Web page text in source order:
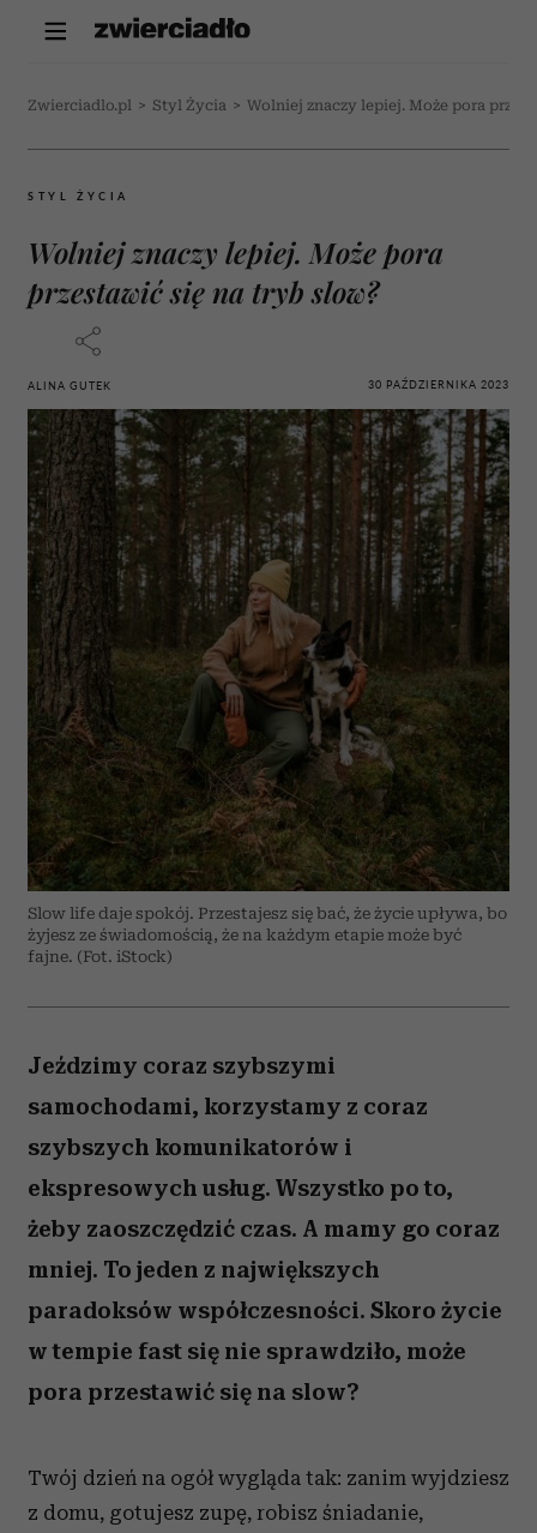
Zwierciadlo.pl > Styl Życia > Wolniej znaczy lepiej. Może pora
STYL ŻYCIA
Wolniej znaczy lepiej. Może pora
przestawić się na tryb slow?
ALINA GUTEK 30 PAŹDZIERNIKA 2023
Slow life daje spokój. Przestajesz się bać, że życie upływa, bo
żyjesz ze świadomością, że na każdym etapie może być
fajne. (Fot. iStock)
Jeździmy coraz szybszymi
samochodami, korzystamy z coraz
szybszych komunikatorów i
ekspresowych usług. Wszystko po to,
żeby zaoszczędzić czas. A mamy go coraz
mniej. To jeden z największych
paradoksów współczesności. Skoro życie
w tempie fast się nie sprawdziło, może
pora przestawić się na slow?
Twój dzień na ogół wygląda tak: zanim wyjdziesz
z domu, gotujesz zupę, robisz śniadanie,